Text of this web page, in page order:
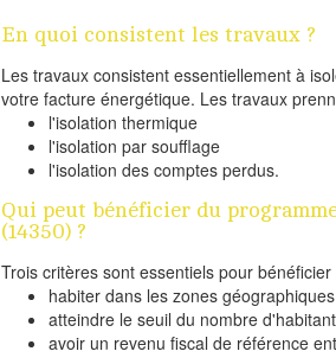
En quoi consistent les travaux ?
Les travaux consistent essentiellement à
votre facture énergétique. Les travaux
l'isolation thermique
l'isolation par soufflage
l'isolation des comptes perdus.
Qui peut bénéficier du
(14350) ?
Trois critères sont essentiels pour
habiter dans les zones
atteindre le seuil du nombre
avoir un revenu fiscal de référence